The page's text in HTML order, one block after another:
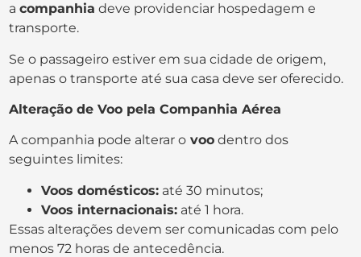
acompanhia deve providenciar hospedagem e
transporte.
Se o passageiro estiver em sua cidade de origem,
apenas o transporte até sua casa deve ser oferecido.
Alteração de Voo pela Companhia Aérea
A companhia pode alterar o voo dentro dos
seguintes limites:
Voos domésticos: até 30 minutos;
Voos internacionais: até 1 hora.
Essas alterações devem ser comunicadas com pelo
menos 72 horas de antecedência.